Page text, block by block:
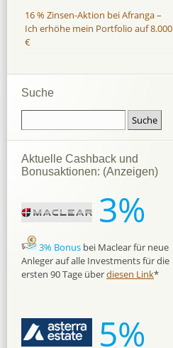
16 % Zinsen-Aktion bei Afranga –
Ich erhöhe mein Portfolio auf 8.000
€
Suche
Aktuelle Cashback und
Bonusaktionen: (Anzeigen)
3%
3% Bonus bei Maclear für neue
Anleger auf alle Investments für die
ersten 90 Tage überdiesen Link*
5%